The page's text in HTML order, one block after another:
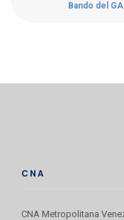
Bando del
CNA
CNA Metropolitana